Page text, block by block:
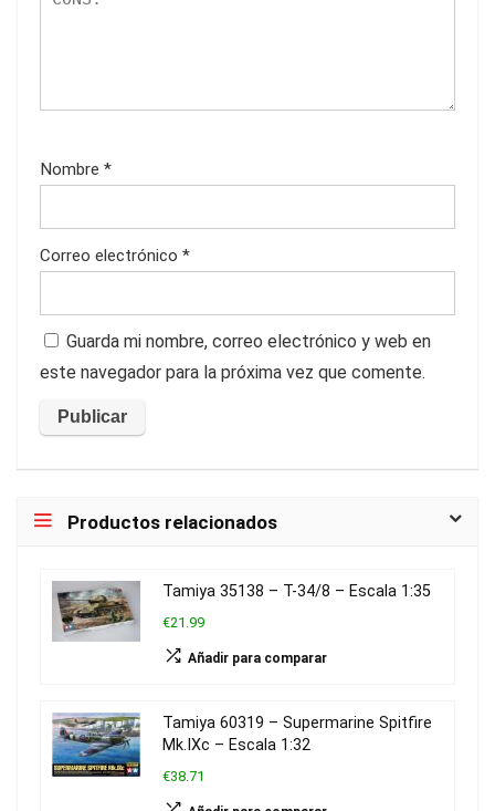
Nombre *
Correo electrónico *
Guarda mi nombre, correo electrónico y web en
este navegador para la próxima vez que comente.
Productos relacionados
Tamiya 35138 – T-34/8 – Escala 1:35
€21.99
Añadir para comparar
Tamiya 60319 – Supermarine Spitfire
Mk.IXc – Escala 1:32
€38.71